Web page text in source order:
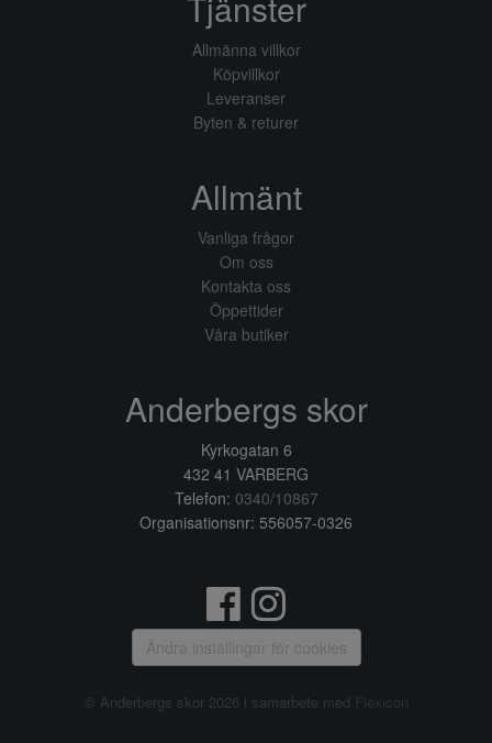
Allmänna villkor
Köpvillkor
Leveranser
Byten & returer
Allmänt
Vanliga frågor
Om oss
Kontakta oss
Öppettider
Våra butiker
Anderbergs skor
Kyrkogatan 6
432 41 VARBERG
Telefon: 0340/10867
Organisationsnr: 556057-0326
Ändra inställingar för cookies
© Anderbergs skor 2026 i samarbete med Flexicon